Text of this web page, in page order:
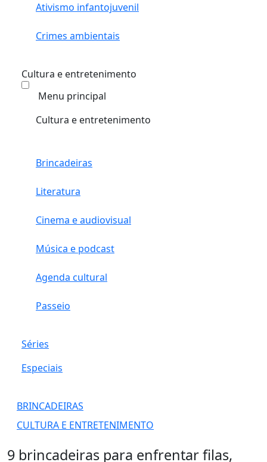
Ativismo infantojuvenil
Crimes ambientais
Cultura e entretenimento
Menu principal
Cultura e entretenimento
Brincadeiras
Literatura
Cinema e audiovisual
Música e podcast
Agenda cultural
Passeio
Séries
Especiais
BRINCADEIRAS
CULTURA E ENTRETENIMENTO
9 brincadeiras para enfrentar filas,